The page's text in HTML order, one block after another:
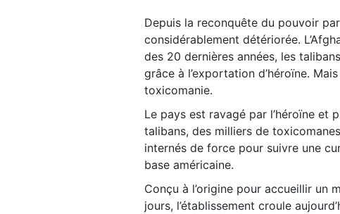
Depuis la reconquête du pouvoir
considérablement détériorée.
des 20 dernières années, les
grâce à l’exportation d’héroïne.
toxicomanie.
Le pays est ravagé par l’héroïne et
talibans, des milliers de
internés de force pour suivre une
base américaine.
Conçu à l’origine pour accueillir un
jours, l’établissement croule